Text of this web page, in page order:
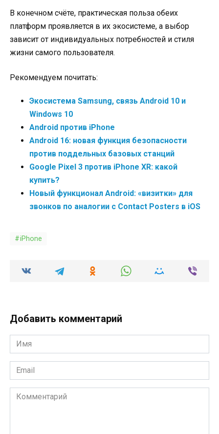
В конечном счёте, практическая польза обеих
платформ проявляется в их экосистеме, а выбор
зависит от индивидуальных потребностей и стиля
жизни самого пользователя.
Рекомендуем почитать:
Экосистема Samsung, связь Android 10 и
Windows 10
Android против iPhone
Android 16: новая функция безопасности
против поддельных базовых станций
Google Pixel 3 против iPhone XR: какой
купить?
Новый функционал Android: «визитки» для
звонков по аналогии с Contact Posters в iOS
iPhone
Добавить комментарий
Имя
*
Email
*
Комментарий